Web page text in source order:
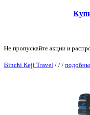
Не пропускайте акции и
Binchi Keji Travel / / /